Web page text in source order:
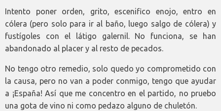
Intento poner orden, grito, escenifico enojo, entro en
cólera (pero solo para ir al baño, luego salgo de cólera) y
fustígoles con el látigo galernil. No funciona, se han
abandonado al placer y al resto de pecados.
No tengo otro remedio, solo quedo yo comprometido con
la causa, pero no van a poder conmigo, tengo que ayudar
a ¡España! Así que me concentro en el partido, no pruebo
una gota de vino ni como pedazo alguno de chuletón.